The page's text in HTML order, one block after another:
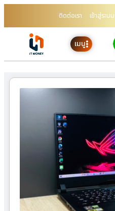
ติดต่อเรา เข้าสู่ระบบ
เมนู